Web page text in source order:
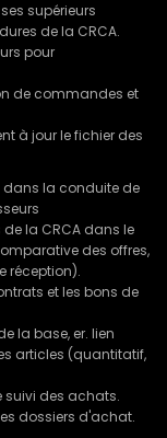
supérieurs
de la CRCA.
pour
de commandes et
à jour le fichier des
dans la conduite de
la CRCA dans le
des offres,
réception).
et les bons de
la base, er. lien
articles (quantitatif,
suivi des achats.
dossiers d'achat.